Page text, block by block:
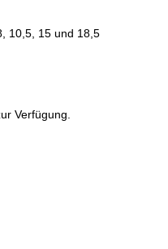
10,5, 15 und 18,5
Verfügung.